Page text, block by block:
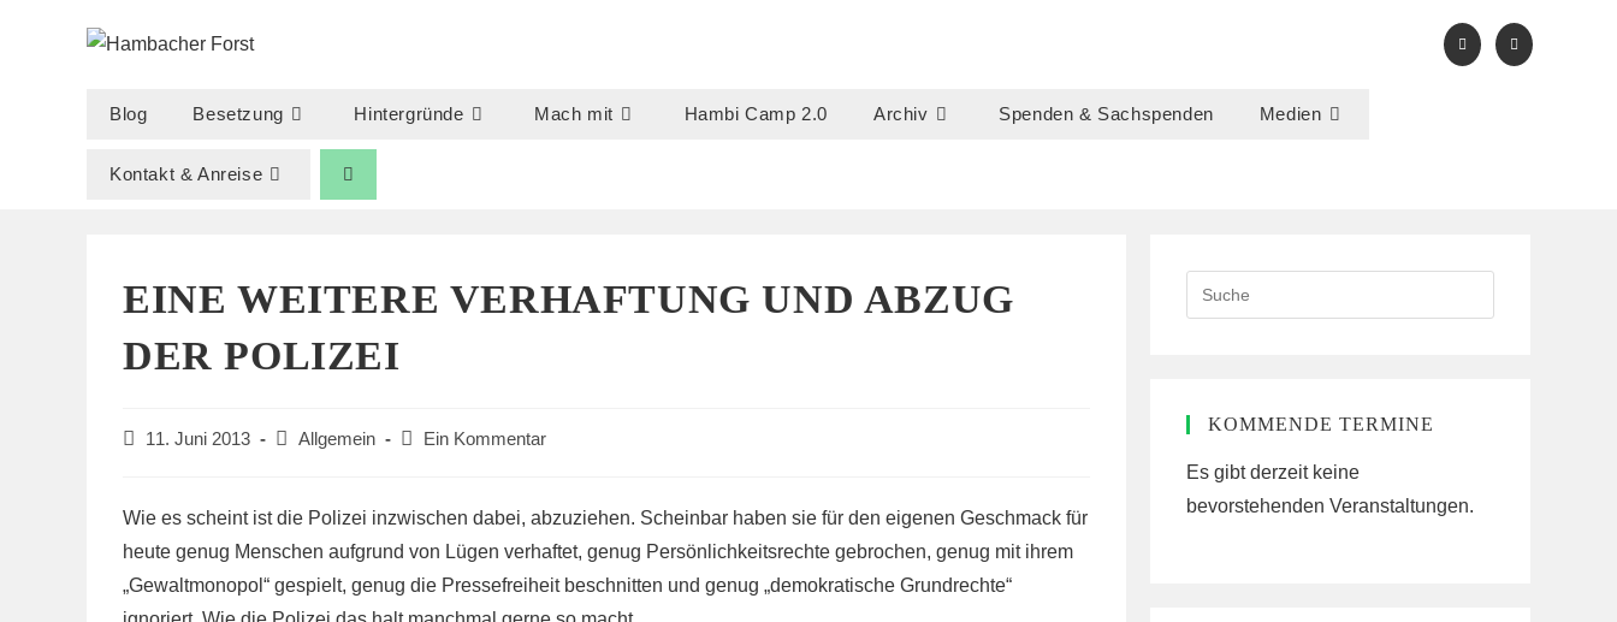
Blog Besetzung Hintergründe Mach mit Hambi Camp 2.0 Archiv Spenden & Sachspenden Medien
Kontakt & Anreise
EINE WEITERE VERHAFTUNG UND ABZUG
DER POLIZEI
Beitrag
11. Juni 2013
Beitrags-
Allgemein
Beitrags-
Ein Kommentar
Wie es scheint ist die Polizei inzwischen dabei, abzuziehen. Scheinbar haben sie für den eigenen Geschmack für
heute genug Menschen aufgrund von Lügen verhaftet, genug Persönlichkeitsrechte gebrochen, genug mit ihrem
„Gewaltmonopol“ gespielt, genug die Pressefreiheit beschnitten und genug „demokratische Grundrechte“
this
KOMMENDE TERMINE
Es gibt derzeit keine
bevorstehenden Veranstaltungen.